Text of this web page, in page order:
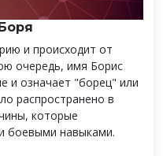
и происходит от
очередь, имя Борис
и означает "борец" или
распространено в
которые
боевыми навыками.